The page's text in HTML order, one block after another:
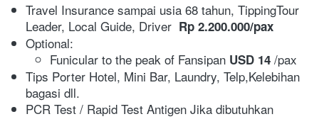
Travel Insurance sampai usia 68 tahun, TippingTour
Leader, Local Guide, Driver Rp 2.200.000/pax
Optional:
Funicular to the peak of Fansipan USD 14 /pax
Tips Porter Hotel, Mini Bar, Laundry, Telp,Kelebihan
bagasi dll.
PCR Test / Rapid Test Antigen Jika dibutuhkan